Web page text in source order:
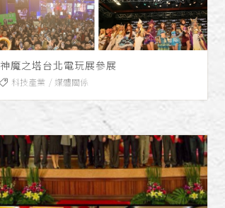
神魔之塔台北電玩展參展
科技產業 媒體關係